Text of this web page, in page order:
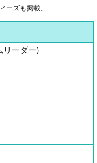
ーズも掲載。
リーダー)